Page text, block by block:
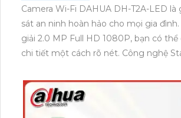
Camera Wi-Fi DAHUA DH-T2A-LED là
sát an ninh hoàn hảo cho mọi gia
giải 2.0 MP Full HD 1080P, bạn có
chi tiết một cách rõ nét. Công nghệ
kiện thiếu sáng, mang đến những
và chi tiết.